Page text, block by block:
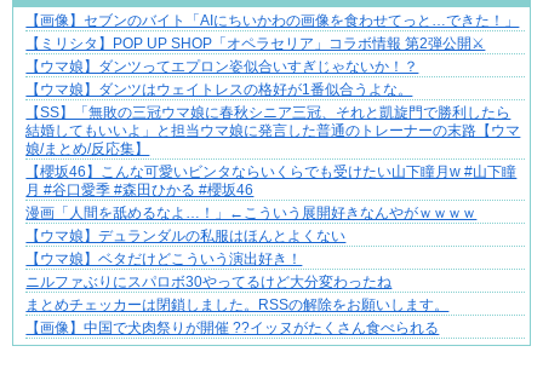
不器用な二人が辿り着いた、切なく温かい恋物語
【画像】セブンのバイト「AIにちいかわの画像を食わせてっと…できた！」
【ミリシタ】POP UP SHOP「オペラセリア」コラボ情報 第2弾公開⚔
【ウマ娘】ダンツってエプロン姿似合いすぎじゃないか！？
【ウマ娘】ダンツはウェイトレスの格好が1番似合うよな。
【SS】「無敗の三冠ウマ娘に春秋シニア三冠、それと凱旋門で勝利したら
結婚してもいいよ」と担当ウマ娘に発言した普通のトレーナーの末路【ウマ
娘/まとめ/反応集】
​【櫻坂46】こんな可愛いビンタならいくらでも受けたい山下瞳月w #山下瞳
月 #谷口愛季 #森田ひかる #櫻坂46
漫画「人間を舐めるなよ…！」←こういう展開好きなんやがｗｗｗｗ
【ウマ娘】デュランダルの私服はほんとよくない
【ウマ娘】ベタだけどこういう演出好き！
ニルファぶりにスパロボ30やってるけど大分変わったね
まとめチェッカーは閉鎖しました。RSSの解除をお願いします。
【画像】中国で犬肉祭りが開催 ??イッヌがたくさん食べられる